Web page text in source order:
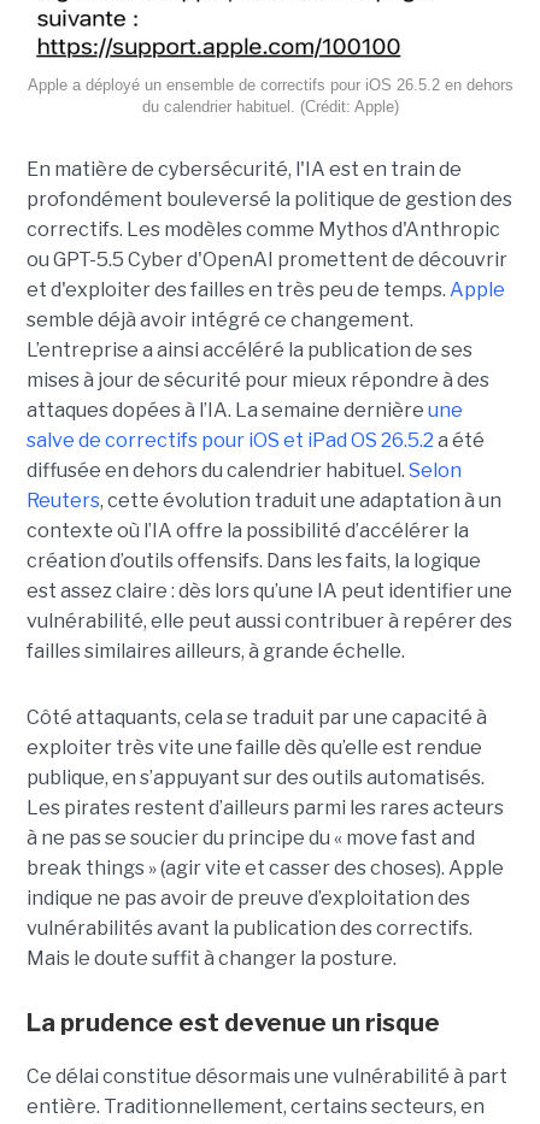
Apple a déployé un ensemble de correctifs pour iOS 26.5.2 en dehors
du calendrier habituel. (Crédit: Apple)
En matière de cybersécurité, l'IA est en train de
profondément bouleversé la politique de gestion des
correctifs. Les modèles comme Mythos d'Anthropic
ou GPT-5.5 Cyber d'OpenAI promettent de découvrir
et d'exploiter des failles en très peu de temps. Apple
semble déjà avoir intégré ce changement.
L’entreprise a ainsi accéléré la publication de ses
mises à jour de sécurité pour mieux répondre à des
attaques dopées à l’IA. La semaine dernière une
salve de correctifs pour iOS et iPad OS 26.5.2 a été
diffusée en dehors du calendrier habituel. Selon
Reuters, cette évolution traduit une adaptation à un
contexte où l’IA offre la possibilité d’accélérer la
création d’outils offensifs. Dans les faits, la logique
est assez claire : dès lors qu’une IA peut identifier une
vulnérabilité, elle peut aussi contribuer à repérer des
failles similaires ailleurs, à grande échelle.
Côté attaquants, cela se traduit par une capacité à
exploiter très vite une faille dès qu’elle est rendue
publique, en s’appuyant sur des outils automatisés.
Les pirates restent d’ailleurs parmi les rares acteurs
à ne pas se soucier du principe du « move fast and
break things » (agir vite et casser des choses). Apple
indique ne pas avoir de preuve d’exploitation des
vulnérabilités avant la publication des correctifs.
Mais le doute suffit à changer la posture.
La prudence est devenue un risque
Ce délai constitue désormais une vulnérabilité à part
entière. Traditionnellement, certains secteurs, en